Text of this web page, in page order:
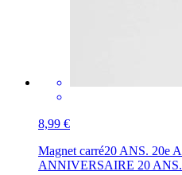
8,99 €
Magnet carré20 ANS. 20e
ANNIVERSAIRE 20